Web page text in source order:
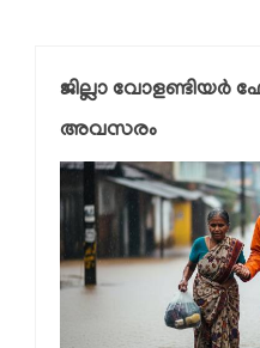
ജില്ലാ
അവസരം